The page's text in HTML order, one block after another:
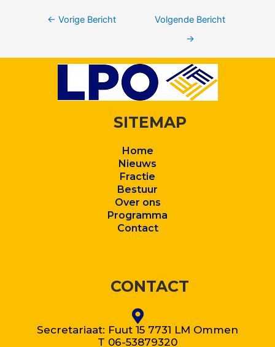
← Vorige Bericht
Volgende Bericht
→
SITEMAP
Home
Nieuws
Fractie
Bestuur
Over ons
Programma
Contact
CONTACT
Secretariaat: Fuut 15 7731 LM Ommen
T 06-53879320